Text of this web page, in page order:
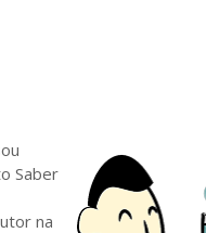
Saber
na